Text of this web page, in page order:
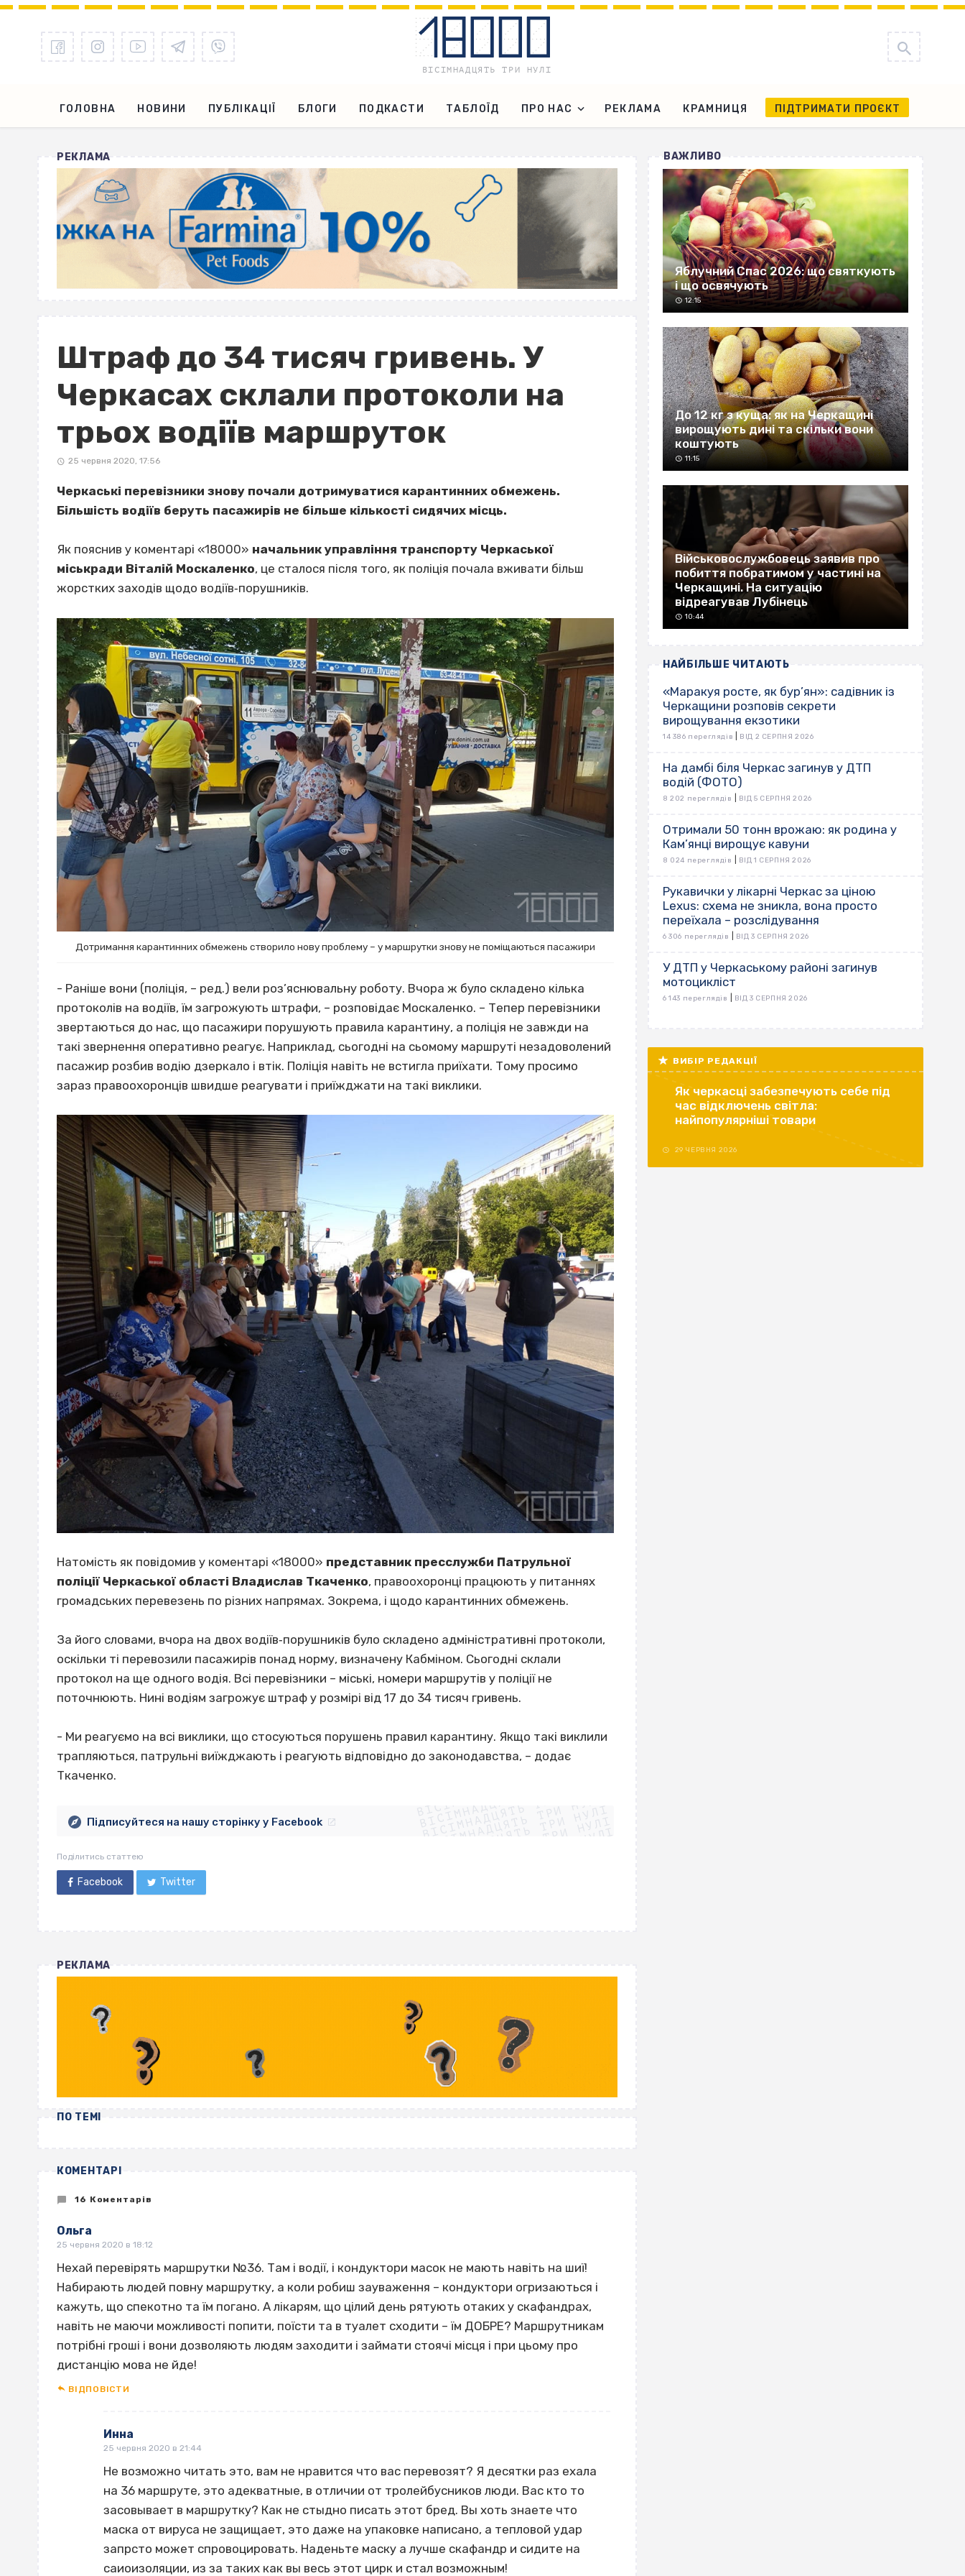
ГОЛОВНА НОВИНИ ПУБЛІКАЦІЇ БЛОГИ ПОДКАСТИ ТАБЛОЇД ПРО НАС РЕКЛАМА КРАМНИЦЯ ПІДТРИМАТИ ПРОЄКТ
РЕКЛАМА
Штраф до 34 тисяч гривень. У
Черкасах склали протоколи на
трьох водіїв маршруток
25 червня 2020, 17:56
Черкаські перевізники знову почали дотримуватися карантинних обмежень.
Більшість водіїв беруть пасажирів не більше кількості сидячих місць.
Як пояснив у коментарі «18000» начальник управління транспорту Черкаської
міськради Віталій Москаленко, це сталося після того, як поліція почала вживати більш
жорстких заходів щодо водіїв‐порушників.
Дотримання карантинних обмежень створило нову проблему – у маршрутки знову не поміщаються пасажири
- Раніше вони (поліція, – ред.) вели роз’яснювальну роботу. Вчора ж було складено кілька
протоколів на водіїв, їм загрожують штрафи, – розповідає Москаленко. – Тепер перевізники
звертаються до нас, що пасажири порушують правила карантину, а поліція не завжди на
такі звернення оперативно реагує. Наприклад, сьогодні на сьомому маршруті незадоволений
пасажир розбив водію дзеркало і втік. Поліція навіть не встигла приїхати. Тому просимо
зараз правоохоронців швидше реагувати і приїжджати на такі виклики.
Натомість як повідомив у коментарі «18000» представник пресслужби Патрульної
поліції Черкаської області Владислав Ткаченко, правоохоронці працюють у питаннях
громадських перевезень по різних напрямах. Зокрема, і щодо карантинних обмежень.
За його словами, вчора на двох водіїв‐порушників було складено адміністративні протоколи,
оскільки ті перевозили пасажирів понад норму, визначену Кабміном. Сьогодні склали
протокол на ще одного водія. Всі перевізники – міські, номери маршрутів у поліції не
поточнюють. Нині водіям загрожує штраф у розмірі від 17 до 34 тисяч гривень.
- Ми реагуємо на всі виклики, що стосуються порушень правил карантину. Якщо такі виклили
трапляються, патрульні виїжджають і реагують відповідно до законодавства, – додає
Ткаченко.
ВІСІМНАДЦЯТЬ ТРИ НУЛІ
ВІСІМНАДЦЯТЬ ТРИ НУЛІ
ВІСІМНАДЦЯТЬ ТРИ НУЛІ
ВІСІМНАДЦЯТЬ ТРИ НУЛІ
ВІСІМНАДЦЯТЬ ТРИ НУЛІ
ВІСІМНАДЦЯТЬ ТРИ НУЛІ
ВІСІМНАДЦЯТЬ ТРИ НУЛІ
Підписуйтеся на нашу сторінку у Facebook
Поділитись статтею
Facebook Twitter
РЕКЛАМА
ПО ТЕМІ
КОМЕНТАРІ
16 Коментарів
Ольга
25 червня 2020 в 18:12
Нехай перевірять маршрутки №36. Там і водії, і кондуктори масок не мають навіть на шиї!
Набирають людей повну маршрутку, а коли робиш зауваження – кондуктори огризаються і
кажуть, що спекотно та їм погано. А лікарям, що цілий день рятують отаких у скафандрах,
навіть не маючи можливості попити, поїсти та в туалет сходити – їм ДОБРЕ? Маршрутникам
потрібні гроші і вони дозволяють людям заходити і займати стоячі місця і при цьому про
дистанцію мова не йде!
ВІДПОВІCТИ
Инна
25 червня 2020 в 21:44
Не возможно читать это, вам не нравится что вас перевозят? Я десятки раз ехала
на 36 маршруте, это адекватные, в отличии от тролейбусников люди. Вас кто то
засовывает в маршрутку? Как не стыдно писать этот бред. Вы хоть знаете что
маска от вируса не защищает, это даже на упаковке написано, а тепловой удар
запрсто может спровоцировать. Наденьте маску а лучше скафандр и сидите на
саиоизоляции, из за таких как вы весь этот цирк и стал возможным!
ВАЖЛИВО
Яблучний Спас 2026: що святкують
і що освячують
12:15
До 12 кг з куща: як на Черкащині
вирощують дині та скільки вони
коштують
11:15
Військовослужбовець заявив про
побиття побратимом у частині на
Черкащині. На ситуацію
відреагував Лубінець
10:44
НАЙБІЛЬШЕ ЧИТАЮТЬ
«Маракуя росте, як бур’ян»: садівник із
Черкащини розповів секрети
вирощування екзотики
14 386 переглядів ВІД 2 СЕРПНЯ 2026
На дамбі біля Черкас загинув у ДТП
водій (ФОТО)
8 202 переглядів ВІД 5 СЕРПНЯ 2026
Отримали 50 тонн врожаю: як родина у
Кам’янці вирощує кавуни
8 024 переглядів ВІД 1 СЕРПНЯ 2026
Рукавички у лікарні Черкас за ціною
Lexus: схема не зникла, вона просто
переїхала – розслідування
6 306 переглядів ВІД 3 СЕРПНЯ 2026
У ДТП у Черкаському районі загинув
мотоцикліст
6 143 переглядів ВІД 3 СЕРПНЯ 2026
ВИБІР РЕДАКЦІЇ
Як черкасці забезпечують себе під
час відключень світла:
найпопулярніші товари
29 ЧЕРВНЯ 2026